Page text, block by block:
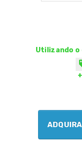
Utilizando o